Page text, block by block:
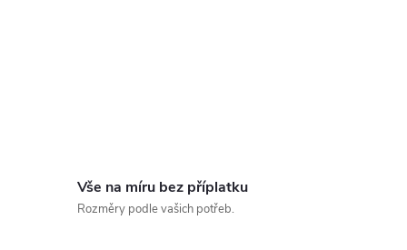
Vše na míru bez příplatku
Rozměry podle vašich potřeb.